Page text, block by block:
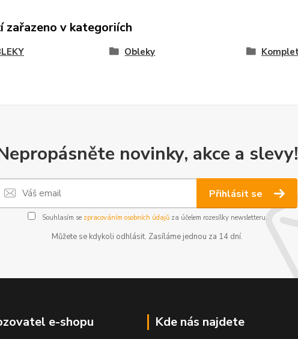
zařazeno v kategoriích
Obleky
novinky, akce a slevy!
Přihlásit se
Souhlasím se zpracováním osobních údajůza účelem rozesílky newsletteru.
Můžete se kdykoli odhlásit. Zasíláme jednou za 14 dní.
e-shopu Kde nás najdete